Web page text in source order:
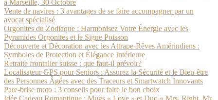
à Marseille, 30 Octobre
Vente de navires : 3 avantages de se faire accompagner par un
avocat spécialisé
Orgonites du Zodiaque : Harmonisez Votre Énergie avec les
Pyramides Orgonites et le Signe Poisson
Découverte et Décoration avec les Attrape-Rêves Amérindiens :
Symboles de Protection et Élégance Intérieure
Retraite frontalier suisse : que faut-il prévoir?
Localisateur GPS pour Seniors : Assurez la Sécurité et le Bien-être
des Personnes Âgées avec des Traceurs et Smartwatch Innovants
Pare-brise moto : 3 conseils pour faire le bon choix
Idée Cadeau Romantique : Mugs « Love » et Duo « Mrs. Right, Mr.